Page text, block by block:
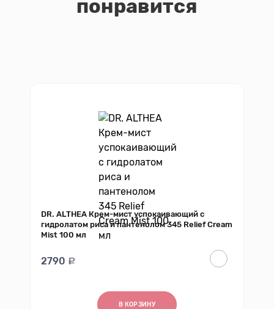
понравится
DR. ALTHEA Крем-мист успокаивающий с
гидролатом риса и пантенолом 345 Relief Cream
Mist 100 мл
2790
В КОРЗИНУ